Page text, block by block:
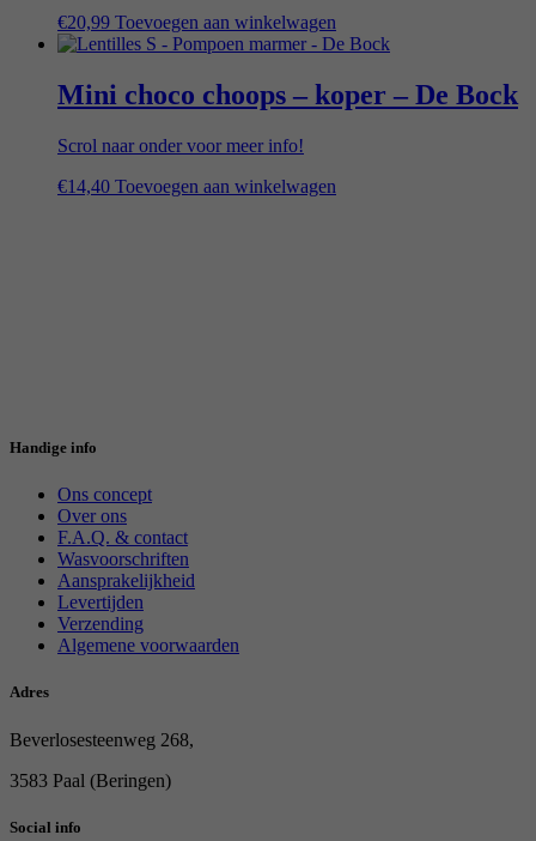
€20,99 Toevoegen aan winkelwagen
Mini choco choops – koper – De Bock
Scrol naar onder voor meer info!
€14,40 Toevoegen aan winkelwagen
Handige info
Ons concept
Over ons
F.A.Q. & contact
Wasvoorschriften
Aansprakelijkheid
Levertijden
Verzending
Algemene voorwaarden
Adres
Beverlosesteenweg 268,
3583 Paal (Beringen)
Social info